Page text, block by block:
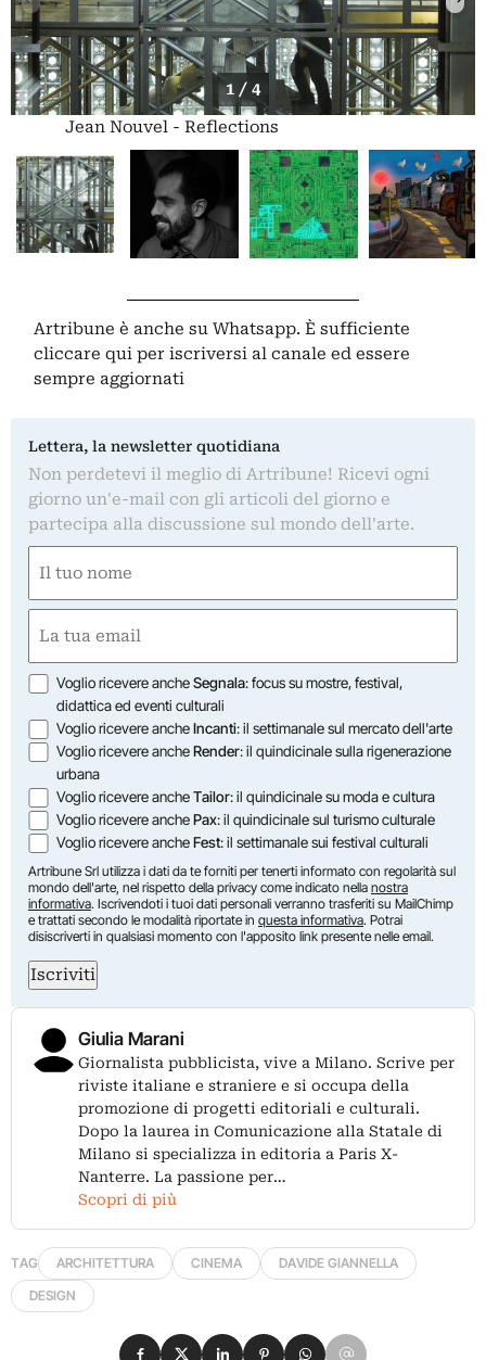
1 / 4
Jean Nouvel - Reflections
Artribune è anche su Whatsapp. È sufficiente
cliccare qui per iscriversi al canale ed essere
sempre aggiornati
Lettera, la newsletter quotidiana
Non perdetevi il meglio di Artribune! Ricevi ogni
giorno un'e-mail con gli articoli del giorno e
partecipa alla discussione sul mondo dell'arte.
(Obbligatorio)
Nome
(Obbligatorio)
Opzioni
Voglio ricevere ancheSegnala: focus su mostre, festival,
didattica ed eventi culturali
Voglio ricevere ancheIncanti: il settimanale sul mercato dell'arte
Voglio ricevere ancheRender: il quindicinale sulla rigenerazione
urbana
Voglio ricevere ancheTailor: il quindicinale su moda e cultura
Voglio ricevere anchePax: il quindicinale sul turismo culturale
Voglio ricevere ancheFest: il settimanale sui festival culturali
Artribune Srl utilizza i dati da te forniti per tenerti informato con regolarità sul
mondo dell'arte, nel rispetto della privacy come indicato nella nostra
informativa. Iscrivendoti i tuoi dati personali verranno trasferiti su MailChimp
e trattati secondo le modalità riportate in questa informativa. Potrai
disiscriverti in qualsiasi momento con l'apposito link presente nelle email.
Iscriviti
Giulia Marani
Giornalista pubblicista, vive a Milano. Scrive per
riviste italiane e straniere e si occupa della
promozione di progetti editoriali e culturali.
Dopo la laurea in Comunicazione alla Statale di
Milano si specializza in editoria a Paris X-
Nanterre. La passione per…
Scopri di più
TAG ARCHITETTURA CINEMA
DAVIDE GIANNELLA
DESIGN
Condividi su Facebook
Condividi su X
Condividi su LinkedIn
Condividi su Pinterest
Condividi su WhatsApp
Condividi su Email